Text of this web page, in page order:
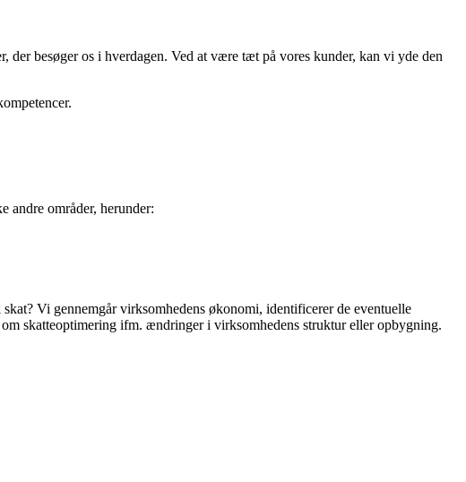
besøger os i hverdagen. Ved at være tæt på vores kunder, kan vi yde den
andre områder, herunder:
Vi gennemgår virksomhedens økonomi, identificerer de eventuelle
skatteoptimering ifm. ændringer i virksomhedens struktur eller opbygning.